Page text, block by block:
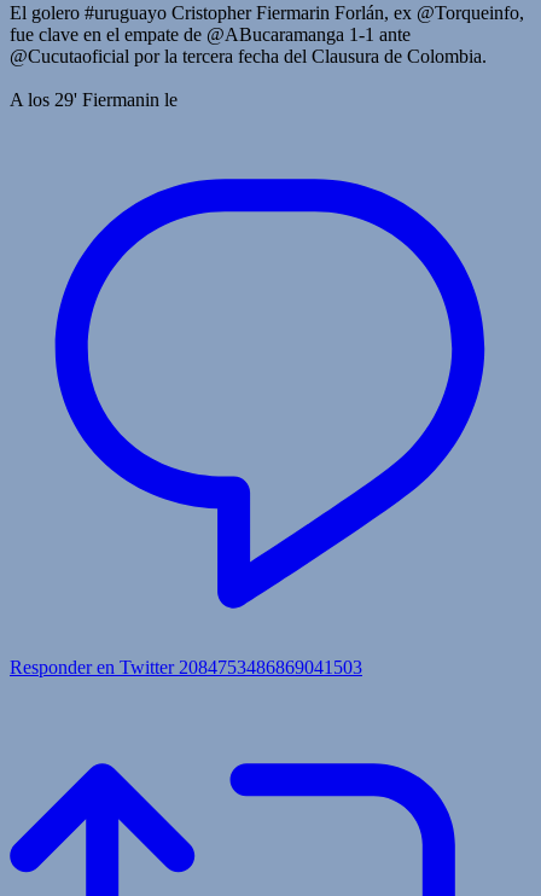
El golero #uruguayo Cristopher Fiermarin Forlán, ex @Torqueinfo,
fue clave en el empate de @ABucaramanga 1-1 ante
@Cucutaoficial por la tercera fecha del Clausura de Colombia.
A los 29' Fiermanin le
Responder en Twitter 2084753486869041503